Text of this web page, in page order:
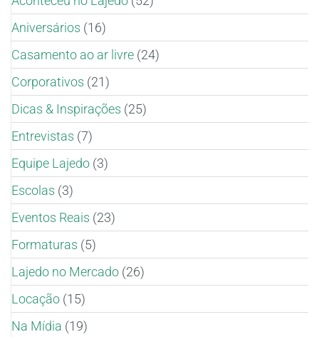
Aniversários (16)
Casamento ao ar livre (24)
Corporativos (21)
Dicas & Inspirações (25)
Entrevistas (7)
Equipe Lajedo (3)
Escolas (3)
Eventos Reais (23)
Formaturas (5)
Lajedo no Mercado (26)
Locação (15)
Na Mídia (19)